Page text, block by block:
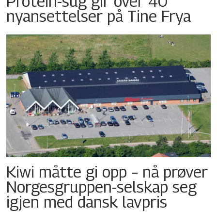
nyansettelser på Tine Frya
Kiwi måtte gi opp – nå prøver
Norgesgruppen-selskap seg
igjen med dansk lavpris